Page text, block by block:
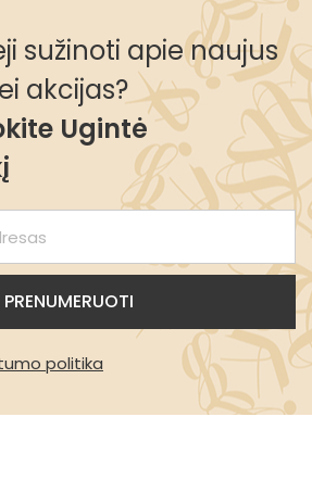
sužinoti apie naujus
akcijas?
Ugintė
politika